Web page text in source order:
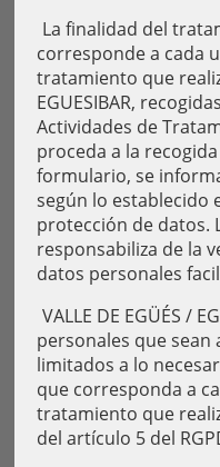
La finalidad del
corresponde a cada
tratamiento que
EGUESIBAR,
Actividades de
proceda a la
formulario, se
según lo establecido
protección de datos.
responsabiliza de la
datos personales
VALLE DE EGÜÉS /
personales que
limitados a lo
que corresponda a
tratamiento que
del artículo 5 del